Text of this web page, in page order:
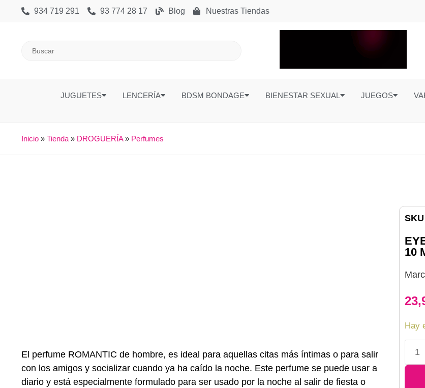
934 719 291 93 774 28 17 Blog Nuestras Tiendas
JUGUETES LENCERÍA BDSM BONDAGE BIENESTAR SEXUAL JUEGOS
Inicio » Tienda » DROGUERÍA» Perfumes
El perfume ROMANTIC de hombre, es ideal para aquellas citas más íntimas o para salir
con los amigos y socializar cuando ya ha caído la noche. Este perfume se puede usar a
diario y está especialmente formulado para ser usado por la noche al salir de fiesta o
SKU
10
Hay